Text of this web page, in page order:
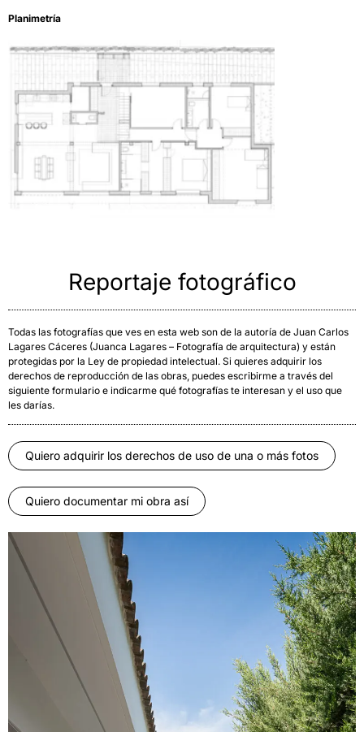
Planimetría
Reportaje fotográfico
Todas las fotografías que ves en esta web son de la autoría de Juan Carlos
Lagares Cáceres (Juanca Lagares – Fotografía de arquitectura) y están
protegidas por la Ley de propiedad intelectual. Si quieres adquirir los
derechos de reproducción de las obras, puedes escribirme a través del
siguiente formulario e indicarme qué fotografías te interesan y el uso que
les darías.
Quiero adquirir los derechos de uso de una o más fotos
Quiero documentar mi obra así